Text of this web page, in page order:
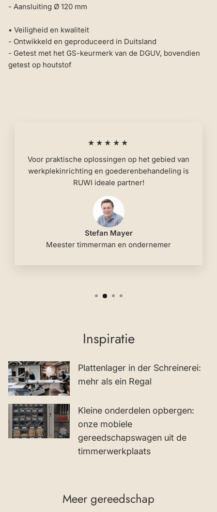
- Aansluiting Ø 120 mm
• Veiligheid en kwaliteit
- Ontwikkeld en geproduceerd in Duitsland
- Getest met het GS-keurmerk van de DGUV, bovendien
getest op houtstof
★★★★★
Voor praktische oplossingen op het gebied van
werkplekinrichting en goederenbehandeling is
RUWI ideale partner!
Stefan Mayer
Meester timmerman en ondernemer
Inspiratie
Plattenlager in der Schreinerei:
mehr als ein Regal
Kleine onderdelen opbergen:
onze mobiele
gereedschapswagen uit de
timmerwerkplaats
Meer gereedschap